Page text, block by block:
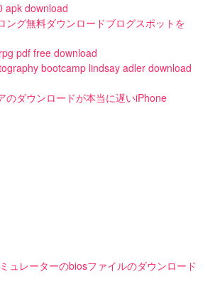
apk download
ング無料ダウンロードブログスポットを
pdf free download
bootcamp lindsay adler download
のダウンロードが本当に遅いiPhone
ュレーターのbiosファイルのダウンロード